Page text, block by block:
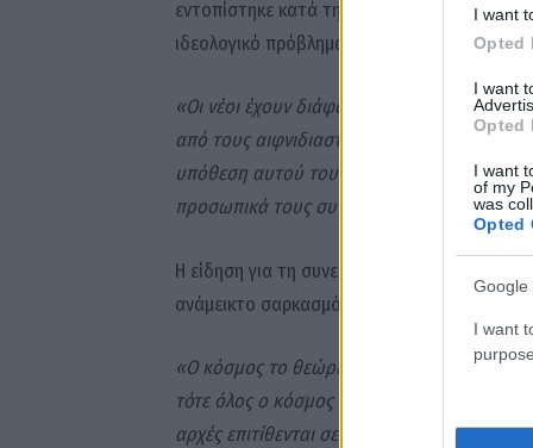
I want
Opted
I want
Opted
I want
of my
was
Opted
Google
I want
εντοπίστηκε κατά τη διάρκεια ενός
ιδεολογικό πρόβλημα.
«Οι νέοι έχουν διάφορους τρόπους να
από τους αιφνιδιαστικούς ελέγχους των
υπόθεση αυτού του περιστατικού για να
προσωπικά τους συναισθήματα».
Η είδηση για τη συνεδρία ιδεολογικού
ανάμεικτο σαρκασμό.
«Ο κόσμος το θεώρησε παράλογο, λέγοντας
τότε όλος ο κόσμος είναι εκφυλισμένος’»,
αρχές επιτίθενται σε ιδιωτικές εκφράσεις